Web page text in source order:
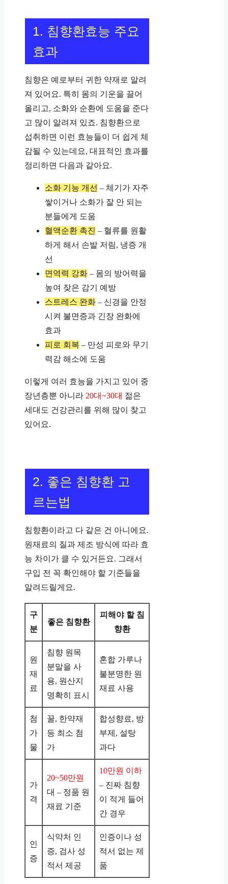
1. 침향환효능 주요
효과
침향은 예로부터 귀한 약재로 알려
져 있어요. 특히 몸의 기운을 끌어
올리고, 소화와 순환에 도움을 준다
고 많이 알려져 있죠. 침향환으로
섭취하면 이런 효능들이 더 쉽게 체
감될 수 있는데요, 대표적인 효과를
정리하면 다음과 같아요.
소화 기능 개선 – 체기가 자주
쌓이거나 소화가 잘 안 되는
분들에게 도움
혈액순환 촉진 – 혈류를 원활
하게 해서 손발 저림, 냉증 개
선
면역력 강화 – 몸의 방어력을
높여 잦은 감기 예방
스트레스 완화 – 신경을 안정
시켜 불면증과 긴장 완화에
효과
피로 회복 – 만성 피로와 무기
력감 해소에 도움
이렇게 여러 효능을 가지고 있어 중
장년층뿐 아니라 20대~30대 젊은
세대도 건강관리를 위해 많이 찾고
있어요.
2. 좋은 침향환 고
르는법
침향환이라고 다 같은 건 아니에요.
원재료의 질과 제조 방식에 따라 효
능 차이가 클 수 있거든요. 그래서
구입 전 꼭 확인해야 할 기준들을
알려드릴게요.
구
분
좋은 침향환
피해야 할 침
향환
원
재
료
침향 원목
분말을 사
용, 원산지
명확히 표시
혼합 가루나
불분명한 원
재료 사용
첨
가
물
꿀, 한약재
등 최소 첨
가
합성향료, 방
부제, 설탕
과다
가
격
20~50만원
대 – 정품 원
재료 기준
10만원 이하
– 진짜 침향
이 적게 들어
간 경우
인
증
식약처 인
증, 검사 성
적서 제공
인증이나 성
적서 없는 제
품